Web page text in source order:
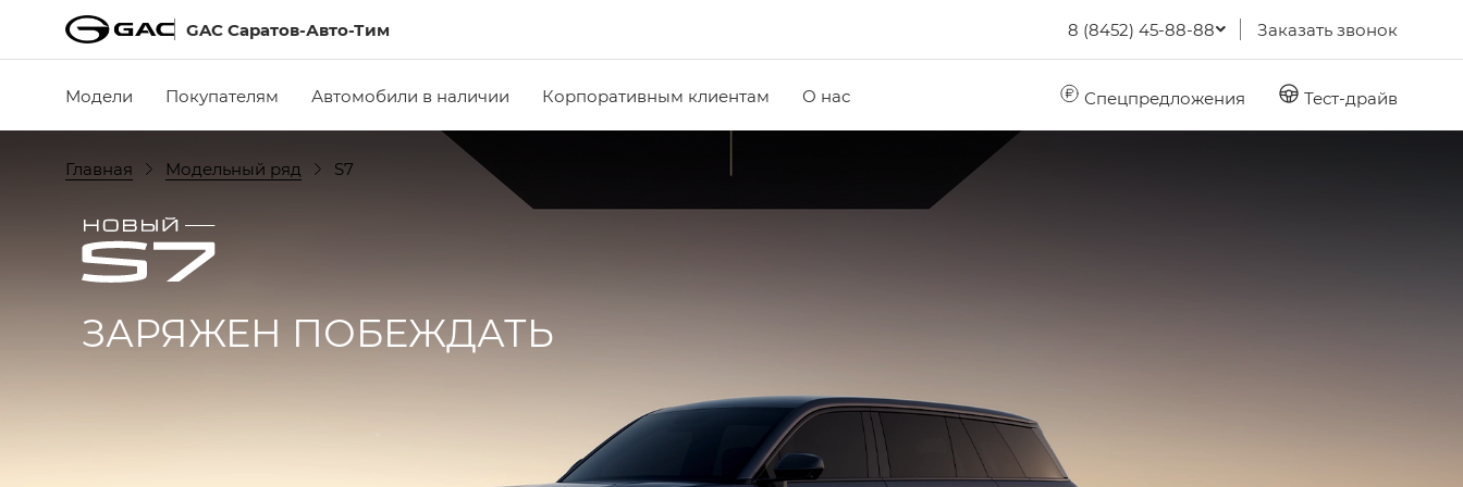
GAC Саратов-Авто-Тим 8 (8452) 45-88-88 Заказать звонок
Модели Покупателям Автомобили в наличии Корпоративным клиентам О нас Спецпредложения Тест-драйв
Главная Модельный ряд S7
ЗАРЯЖЕН ПОБЕЖДАТЬ